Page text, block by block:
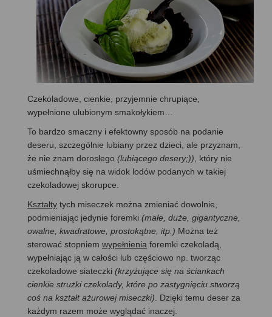
Czekoladowe, cienkie, przyjemnie chrupiące,
wypełnione ulubionym smakołykiem…
To bardzo smaczny i efektowny sposób na podanie
deseru, szczególnie lubiany przez dzieci, ale przyznam,
że nie znam dorosłego (lubiącego desery;)), który nie
uśmiechnąłby się na widok lodów podanych w takiej
czekoladowej skorupce.
Kształty tych miseczek można zmieniać dowolnie,
podmieniając jedynie foremki (małe, duże, gigantyczne,
owalne, kwadratowe, prostokątne, itp.) Można też
sterować stopniem wypełnienia foremki czekoladą,
wypełniając ją w całości lub częściowo np. tworząc
czekoladowe siateczki (krzyżujące się na ściankach
cienkie strużki czekolady, które po zastygnięciu stworzą
coś na kształt ażurowej miseczki). Dzięki temu deser za
każdym razem może wyglądać inaczej.